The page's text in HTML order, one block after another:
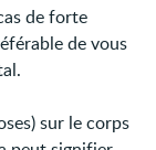
de forte
de vous
sur le corps